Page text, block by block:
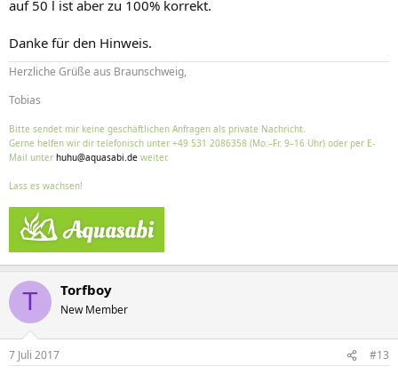
auf 50 l ist aber zu 100% korrekt.
Danke für den Hinweis.
Herzliche Grüße aus Braunschweig,
Tobias
Bitte sendet mir keine geschäftlichen Anfragen als private Nachricht.
Gerne helfen wir dir telefonisch unter +49 531 2086358 (Mo.–Fr. 9–16 Uhr) oder per E-
Mail unter huhu@aquasabi.de weiter.
Lass es wachsen!
T Torfboy
New Member
7 Juli 2017 #13